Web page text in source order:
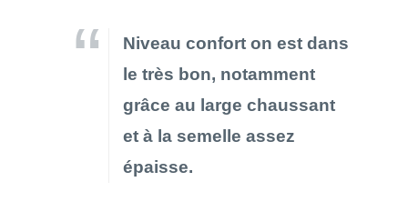
Niveau confort on est dans
le très bon, notamment
grâce au large chaussant
et à la semelle assez
épaisse.